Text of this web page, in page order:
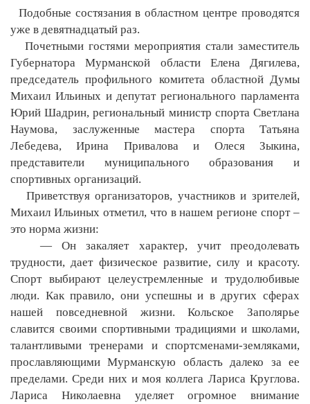
Подобные состязания в областном центре проводятся
уже в девятнадцатый раз.
Почетными гостями мероприятия стали заместитель
Губернатора Мурманской области Елена Дягилева,
председатель профильного комитета областной Думы
Михаил Ильиных и депутат регионального парламента
Юрий Шадрин, региональный министр спорта Светлана
Наумова, заслуженные мастера спорта Татьяна
Лебедева, Ирина Привалова и Олеся Зыкина,
представители муниципального образования и
спортивных организаций.
Приветствуя организаторов, участников и зрителей,
Михаил Ильиных отметил, что в нашем регионе спорт –
это норма жизни:
— Он закаляет характер, учит преодолевать
трудности, дает физическое развитие, силу и красоту.
Спорт выбирают целеустремленные и трудолюбивые
люди. Как правило, они успешны и в других сферах
нашей повседневной жизни. Кольское Заполярье
славится своими спортивными традициями и школами,
талантливыми тренерами и спортсменами-земляками,
прославляющими Мурманскую область далеко за ее
пределами. Среди них и моя коллега Лариса Круглова.
Лариса Николаевна уделяет огромное внимание